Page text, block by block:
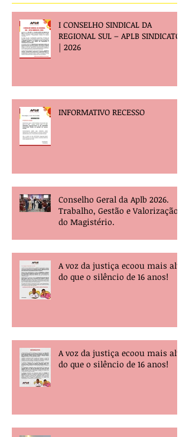
I CONSELHO SINDICAL DA
REGIONAL SUL – APLB SINDICATO
| 2026
INFORMATIVO RECESSO
Conselho Geral da Aplb 2026.
Trabalho, Gestão e Valorização
do Magistério.
A voz da justiça ecoou mais alta
do que o silêncio de 16 anos!
A voz da justiça ecoou mais alta
do que o silêncio de 16 anos!